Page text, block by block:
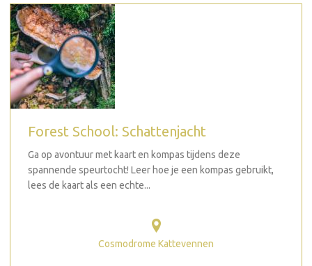
Forest School: Schattenjacht
Ga op avontuur met kaart en kompas tijdens deze
spannende speurtocht! Leer hoe je een kompas gebruikt,
lees de kaart als een echte...
Cosmodrome Kattevennen